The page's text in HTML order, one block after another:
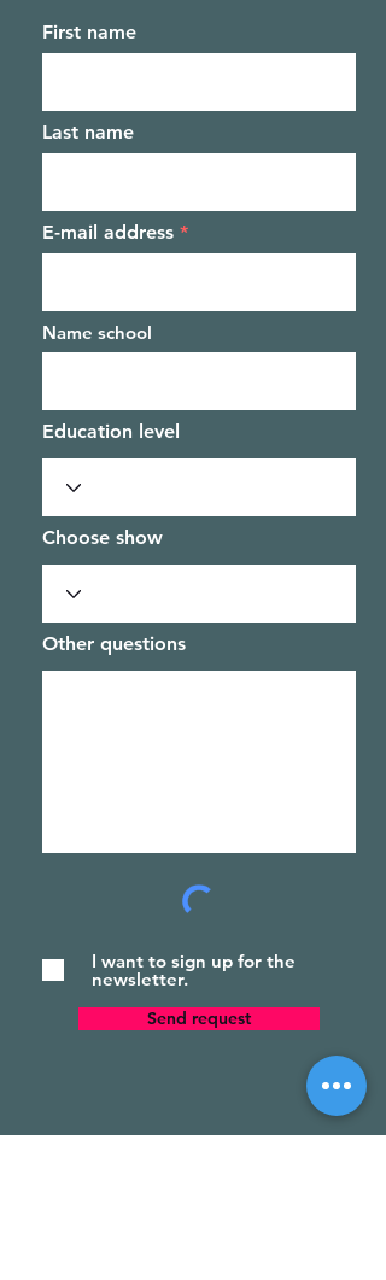
First name
Last name
E-mail address
Name school
Education level
Choose show
Other questions
I want to sign up for the
newsletter.
Send request